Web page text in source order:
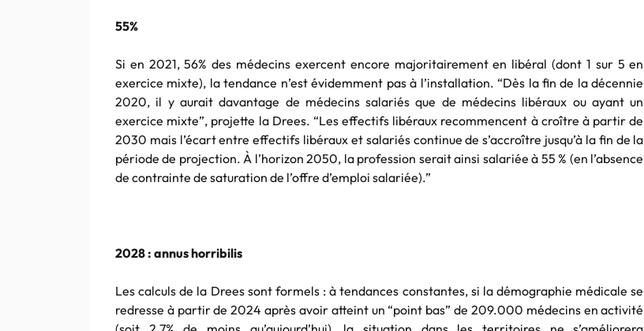
55%
Si en 2021, 56% des médecins exercent encore majoritairement en libéral (dont 1 sur 5 en
exercice mixte), la tendance n’est évidemment pas à l’installation. “Dès la fin de la décennie
2020, il y aurait davantage de médecins salariés que de médecins libéraux ou ayant un
exercice mixte”, projette la Drees. “Les effectifs libéraux recommencent à croître à partir de
2030 mais l’écart entre effectifs libéraux et salariés continue de s’accroître jusqu’à la fin de la
période de projection. À l’horizon 2050, la profession serait ainsi salariée à 55 % (en l’absence
de contrainte de saturation de l’offre d’emploi salariée).”
2028 : annus horribilis
Les calculs de la Drees sont formels : à tendances constantes, si la démographie médicale se
redresse à partir de 2024 après avoir atteint un “point bas” de 209.000 médecins en activité